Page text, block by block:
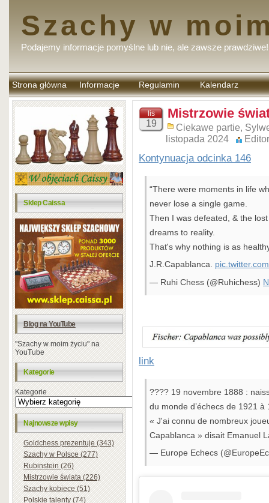
Szachy w
Podajemy informacje pomyślne lub nie, ale zawsze prawdziwe!
Strona główna Informacje Regulamin
komentarzy
Kalendarz
Sklep Caissa
Blog na YouTube
"Szachy w moim życiu" na
YouTube
Kategorie
Kategorie
Najnowsze wpisy
Goldchess prezentuje (343)
Szachy w Polsce (277)
Rubinstein (26)
Mistrzowie świata (226)
Szachy kobiece (51)
Polskie talenty (74)
lis
19
Mistrzowie
Ciekawe partie,
listopada 2024
Editor
Kontynuacja odcinka 146
“There were moments in life
never lose a single game.
Then I was defeated, & the
dreams to reality.
That's why nothing is as
J.R.Capablanca.
— Ruhi Chess (@Ruhichess)
link
???? 19 novembre 1888 :
du monde d’échecs de 1921 à
« J'ai connu de nombreux
Capablanca » disait Emanuel
— Europe Echecs